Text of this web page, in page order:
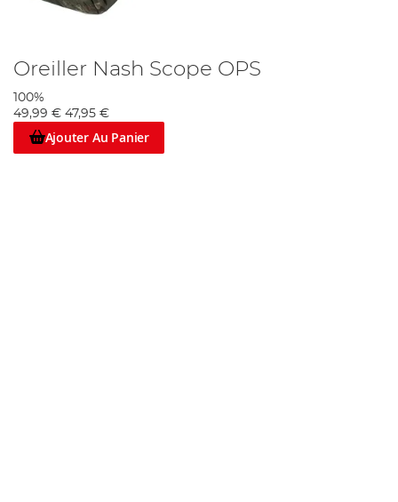
Oreiller Nash Scope OPS
100%
49,99 € 47,95 €
Ajouter Au Panier